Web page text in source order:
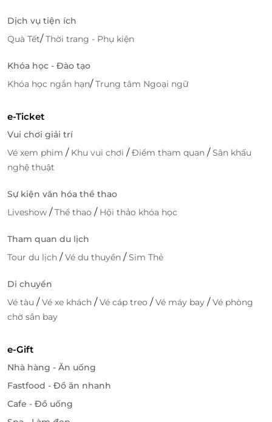
Dịch vụ tiện ích
Quà Tết/Thời trang - Phụ kiện
Khóa học - Đào tạo
Khóa học ngắn hạn/Trung tâm Ngoại ngữ
e-Ticket
Vui chơi giải trí
Vé xem phim / Khu vui chơi /Điểm tham quan /Sân khấu
nghệ thuật
Sự kiện văn hóa thể thao
Liveshow /Thể thao / Hội thảo khóa học
Tham quan du lịch
Tour du lịch /Vé du thuyền /Sim Thẻ
Di chuyển
Vé tàu /Vé xe khách /Vé cáp treo /Vé máy bay /Vé phòng
chờ sân bay
e-Gift
Nhà hàng - Ăn uống
Fastfood - Đồ ăn nhanh
Cafe - Đồ uống